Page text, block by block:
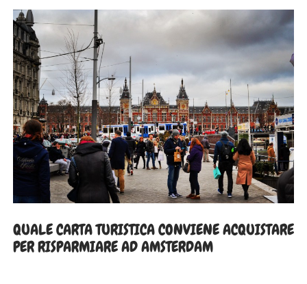
QUALE CARTA TURISTICA CONVIENE ACQUISTARE
PER RISPARMIARE AD AMSTERDAM